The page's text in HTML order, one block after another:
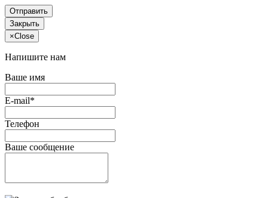
Отправить
Закрыть
×Close
Напишите нам
Ваше имя
E-mail*
Телефон
Ваше сообщение